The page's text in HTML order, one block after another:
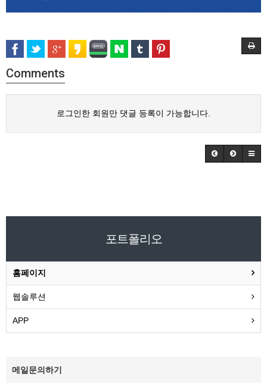
Comments
로그인한 회원만 댓글 등록이 가능합니다.
포트폴리오
홈페이지
웹솔루션
APP
메일문의하기